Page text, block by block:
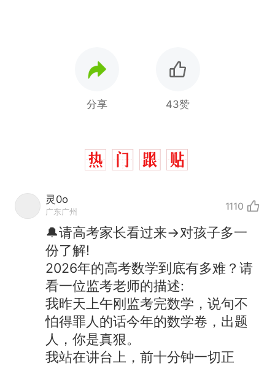
分享 43赞
灵0o
广东广州 1110
🔔请高考家长看过来→对孩子多一
份了解!
2026年的高考数学到底有多难？请
看一位监考老师的描述:
我昨天上午刚监考完数学，说句不
怕得罪人的话今年的数学卷，出题
人，你是真狠。
我站在讲台上，前十分钟一切正